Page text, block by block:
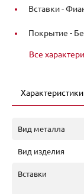
Вставки -
Покрытие -
Все
Характеристики
Вид металла
Вид изделия
Вставки